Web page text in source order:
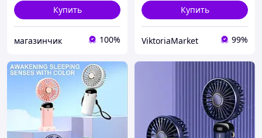
Купить
магазинчик 100%
Купить
ViktoriaMarket 99%